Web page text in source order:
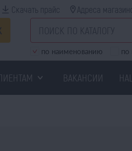
Скачать прайс Адреса
по наименованию по
ВАКАНСИИ